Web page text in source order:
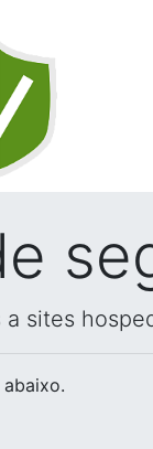
sites